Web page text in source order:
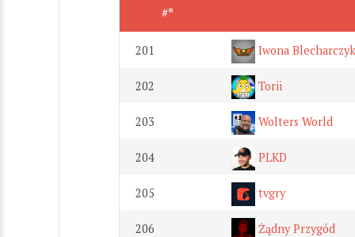
#*
201 Iwona Blecharczyk
202 Torii
203 Wolters World
204 PLKD
205 tvgry
206 Żądny Przygód